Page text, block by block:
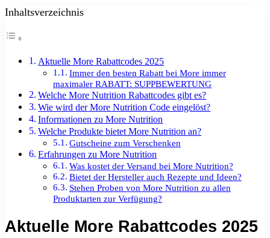
Inhaltsverzeichnis
Aktuelle More Rabattcodes 2025
Immer den besten Rabatt bei More immer
maximaler RABATT: SUPPBEWERTUNG
Welche More Nutrition Rabattcodes gibt es?
Wie wird der More Nutrition Code eingelöst?
Informationen zu More Nutrition
Welche Produkte bietet More Nutrition an?
Gutscheine zum Verschenken
Erfahrungen zu More Nutrition
Was kostet der Versand bei More Nutrition?
Bietet der Hersteller auch Rezepte und Ideen?
Stehen Proben von More Nutrition zu allen
Produktarten zur Verfügung?
Aktuelle More Rabattcodes 2025